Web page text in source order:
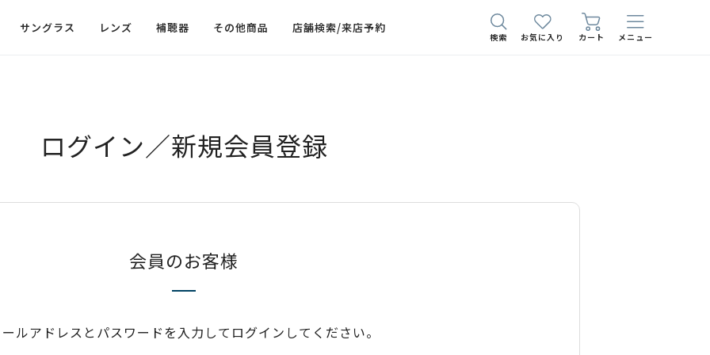
サングラス レンズ 補聴器 その他商品 店舗検索/来店予約
検索 お気に入り カート メニュー
ログイン／新規会員登録
会員のお客様
ルアドレスとパスワードを入力してログインしてください。